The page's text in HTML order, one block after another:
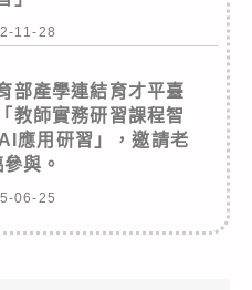
11-28
部產學連結育才平臺
教師實務研習課程智
應用研習」，邀請老
與。
06-25